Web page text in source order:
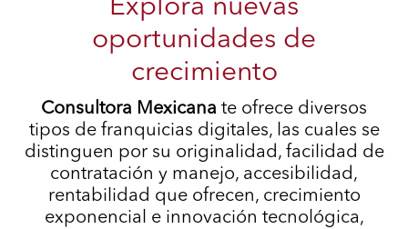
Explora nuevas
oportunidades de
crecimiento
Consultora Mexicana te ofrece diversos
tipos de franquicias digitales, las cuales se
distinguen por su originalidad, facilidad de
contratación y manejo, accesibilidad,
rentabilidad que ofrecen, crecimiento
exponencial e innovación tecnológica,